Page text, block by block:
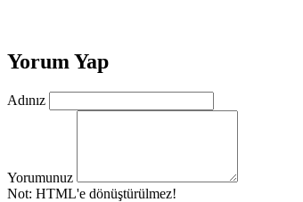
Yorum Yap
Adınız
Yorumunuz
Not: HTML'e dönüştürülmez!